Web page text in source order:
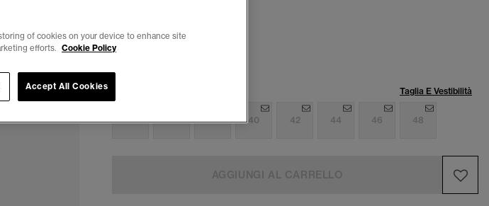
Taglia E Vestibilità
34 36 38 40 42 44 46 48
of cookies on your device to enhance site
efforts. Cookie Policy
Accept All Cookies